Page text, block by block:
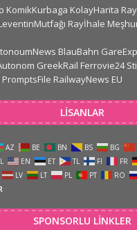
KomikKurbaga KolayHarita
Rayİhale
BlauBahn
GreekRail Ferrovie24
PromptsFile RailwayNews EU
LISANLAR
AZ BE BN BS BG
EN ET TL FI FR
LV LT PL PT RO
SPONSORLU LINKLER